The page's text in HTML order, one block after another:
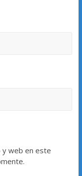
y web en este